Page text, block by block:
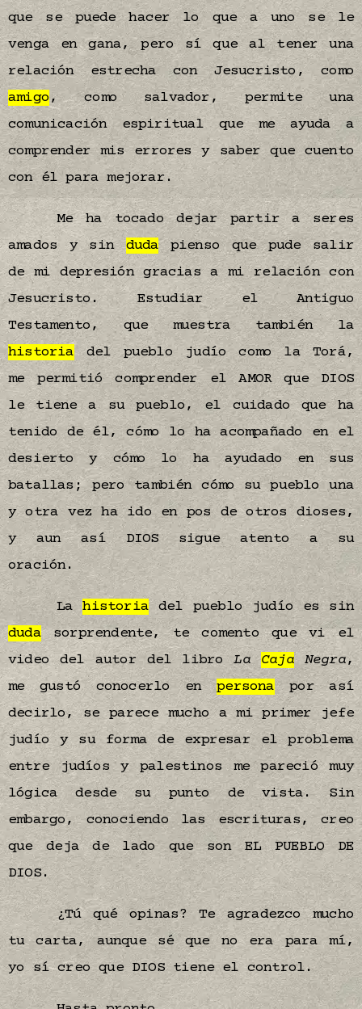
que se puede hacer lo que a uno se le
venga en gana, pero sí que al tener una
relación estrecha con Jesucristo, como
amigo , como salvador, permite una
comunicación espiritual que me ayuda a
comprender mis errores y saber que cuento
con él para mejorar.
Me ha tocado dejar partir a seres
amados y sindudapienso que pude salir
de mi depresión gracias a mi relación con
Jesucristo. Estudiar el Antiguo
Testamento, que muestra también la
historiadel pueblo judío como la Torá,
me permitió comprender el AMOR que DIOS
le tiene a su pueblo, el cuidado que ha
tenido de él, cómo lo ha acompañado en el
desierto y cómo lo ha ayudado en sus
batallas; pero también cómo su pueblo una
y otra vez ha ido en pos de otros dioses,
y aun así DIOS sigue atento a su
oración.
Lahistoriadel pueblo judío es sin
dudasorprendente, te comento que vi el
video del autor del libroLaCajaNegra,
me gustó conocerlo enpersonapor así
decirlo, se parece mucho a mi primer jefe
judío y su forma de expresar el problema
entre judíos y palestinos me pareció muy
lógica desde su punto de vista. Sin
embargo, conociendo las escrituras, creo
que deja de lado que son EL PUEBLO DE
DIOS.
¿Tú qué opinas? Te agradezco mucho
tu carta, aunque sé que no era para mí,
yo sí creo que DIOS tiene el control.